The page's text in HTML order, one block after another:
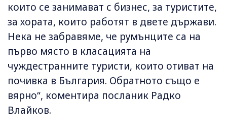
които се занимават с бизнес, за туристите,
за хората, които работят в двете държави.
Нека не забравяме, че румънците са на
първо място в класацията на
чуждестранните туристи, които отиват на
почивка в България. Обратното също е
вярно“, коментира посланик Радко
Влайков.